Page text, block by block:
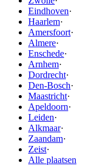
Eindhoven·
Haarlem·
Amersfoort·
Almere·
Enschede·
Arnhem·
Dordrecht·
Den-Bosch·
Maastricht·
Apeldoorn·
Leiden·
Alkmaar·
Zaandam·
Zeist·
Alle plaatsen